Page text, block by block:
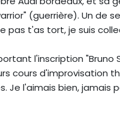
(guerrière). Un de
pas t'as tort, je suis
l'inscription "Bruno
cours d'improvisation
Je l'aimais bien, jamais